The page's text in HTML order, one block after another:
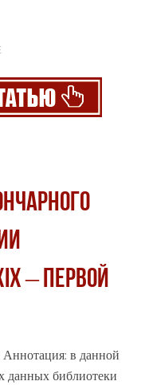
– ПЕРВОЙ
Аннотация: в данной
данных библиотеки